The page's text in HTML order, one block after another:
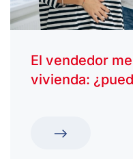
El vendedor
vivienda: